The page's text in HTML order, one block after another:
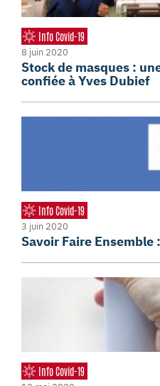
Info Covid-19
8 juin 2020
Stock de masques :
confiée à Yves Dubief
Info Covid-19
3 juin 2020
Savoir Faire Ensemble
Info Covid-19